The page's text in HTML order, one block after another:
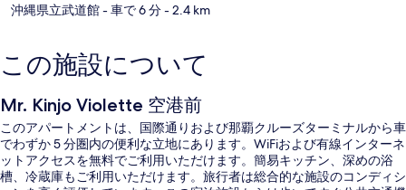
沖縄県立武道館- 車で 6 分- 2.4 km
この施設について
Mr. Kinjo Violette 空港前
このアパートメントは、国際通りおよび那覇クルーズターミナルから車
でわずか 5 分圏内の便利な立地にあります。WiFiおよび有線インターネ
ットアクセスを無料でご利用いただけます。簡易キッチン、深めの浴
槽、冷蔵庫もご利用いただけます。旅行者は総合的な施設のコンディシ